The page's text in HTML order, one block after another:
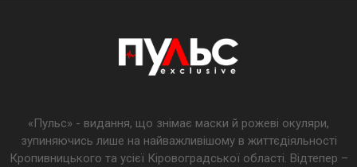
«Пульс» - видання, що знімає маски й рожеві окуляри,
зупиняючись лише на найважливішому в життєдіяльності
Кропивницького та усієї Кіровоградської області. Відтепер –